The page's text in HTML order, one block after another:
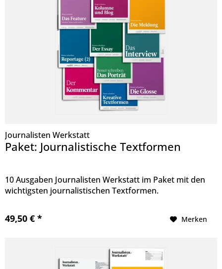
Journalisten Werkstatt
Paket: Journalistische Textformen
10 Ausgaben Journalisten Werkstatt im Paket mit den
wichtigsten journalistischen Textformen.
49,50 € * Merken